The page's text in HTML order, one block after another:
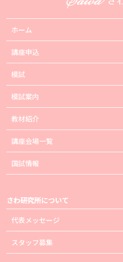
ホーム
講座申込
模試
模試案内
教材紹介
講座会場一覧
国試情報
さわ研究所について
代表メッセージ
スタッフ募集